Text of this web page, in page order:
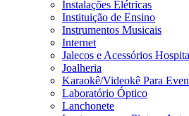
Instalações Elétricas
Instituição de Ensino
Instrumentos Musicais
Internet
Jalecos e Acessórios
Joalheria
Karaokê/Videokê Para
Laboratório Óptico
Lanchonete